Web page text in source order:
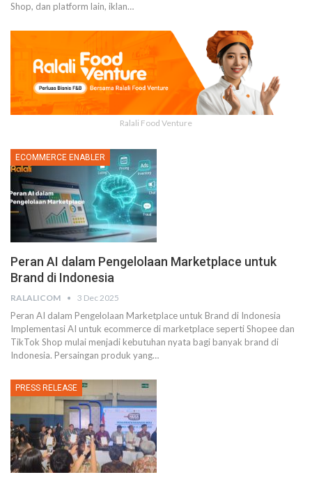
Shop, dan platform lain, iklan…
Ralali Food Venture
ECOMMERCE ENABLER
Peran AI dalam Pengelolaan Marketplace untuk
Brand di Indonesia
RALALICOM 3 Dec 2025
Peran AI dalam Pengelolaan Marketplace untuk Brand di Indonesia
Implementasi AI untuk ecommerce di marketplace seperti Shopee dan
TikTok Shop mulai menjadi kebutuhan nyata bagi banyak brand di
Indonesia. Persaingan produk yang…
PRESS RELEASE